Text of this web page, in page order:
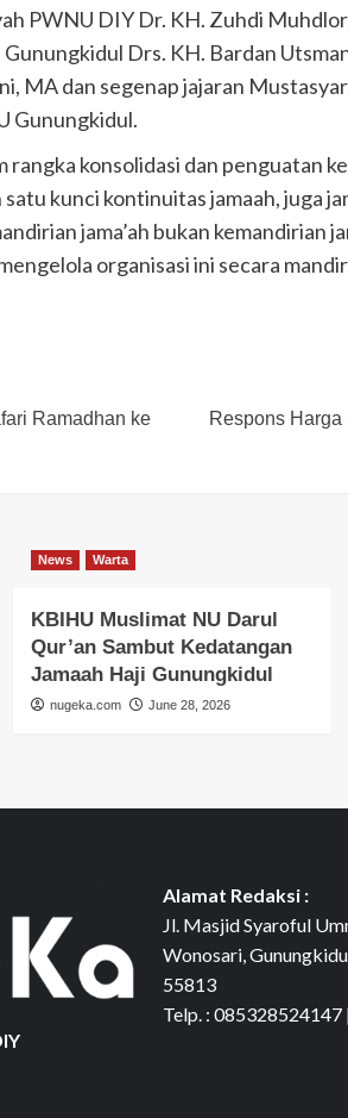
PWNU DIY Dr. KH. Zuhdi
Drs. KH. Bardan
MA dan segenap jajaran
Gunungkidul.
rangka konsolidasi dan penguatan
kunci kontinuitas jamaah, juga
jama’ah bukan kemandirian
organisasi ini secara
Ramadhan ke
Respons
News Warta
KBIHU Muslimat NU Darul
Qur’an Sambut Kedatangan
Jamaah Haji Gunungkidul
nugeka.com June 28, 2026
Alamat Redaksi :
Jl. Masjid Syaroful
Wonosari,
55813
Telp. : 085328524147